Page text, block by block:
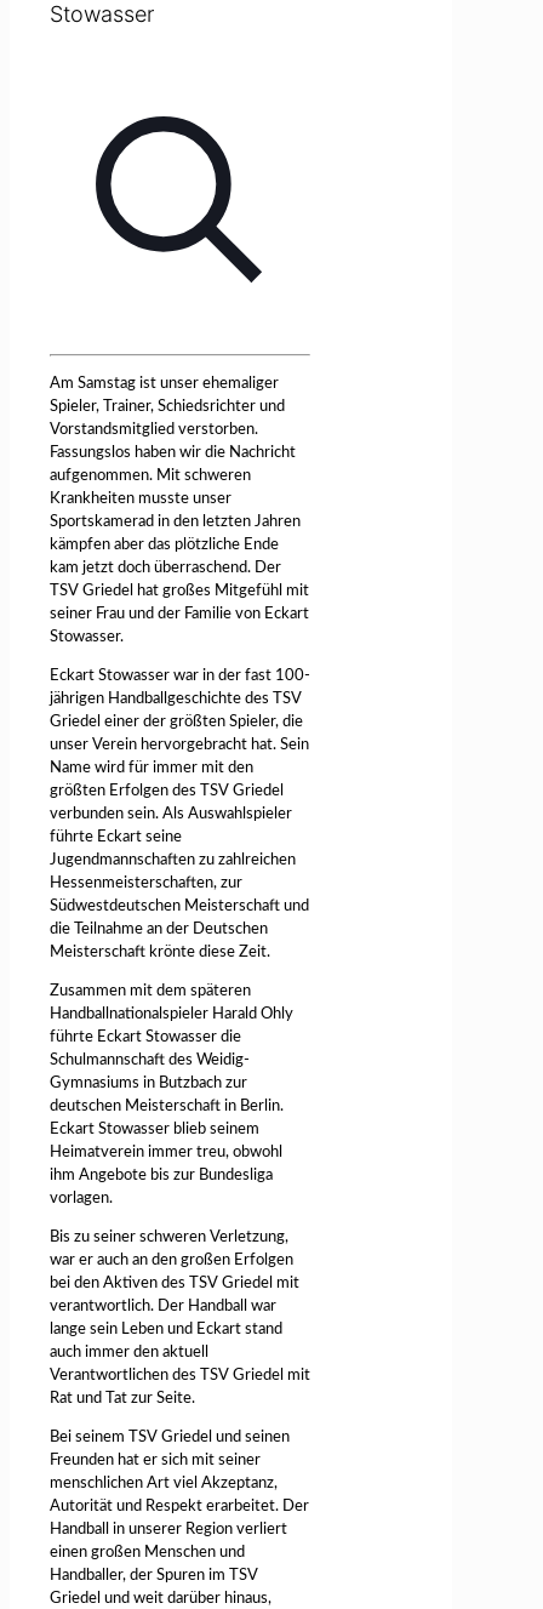
Stowasser
Am Samstag ist unser ehemaliger
Spieler, Trainer, Schiedsrichter und
Vorstandsmitglied verstorben.
Fassungslos haben wir die Nachricht
aufgenommen. Mit schweren
Krankheiten musste unser
Sportskamerad in den letzten Jahren
kämpfen aber das plötzliche Ende
kam jetzt doch überraschend. Der
TSV Griedel hat großes Mitgefühl mit
seiner Frau und der Familie von Eckart
Stowasser.
Eckart Stowasser war in der fast 100-
jährigen Handballgeschichte des TSV
Griedel einer der größten Spieler, die
unser Verein hervorgebracht hat. Sein
Name wird für immer mit den
größten Erfolgen des TSV Griedel
verbunden sein. Als Auswahlspieler
führte Eckart seine
Jugendmannschaften zu zahlreichen
Hessenmeisterschaften, zur
Südwestdeutschen Meisterschaft und
die Teilnahme an der Deutschen
Meisterschaft krönte diese Zeit.
Zusammen mit dem späteren
Handballnationalspieler Harald Ohly
führte Eckart Stowasser die
Schulmannschaft des Weidig-
Gymnasiums in Butzbach zur
deutschen Meisterschaft in Berlin.
Eckart Stowasser blieb seinem
Heimatverein immer treu, obwohl
ihm Angebote bis zur Bundesliga
vorlagen.
Bis zu seiner schweren Verletzung,
war er auch an den großen Erfolgen
bei den Aktiven des TSV Griedel mit
verantwortlich. Der Handball war
lange sein Leben und Eckart stand
auch immer den aktuell
Verantwortlichen des TSV Griedel mit
Rat und Tat zur Seite.
Bei seinem TSV Griedel und seinen
Freunden hat er sich mit seiner
menschlichen Art viel Akzeptanz,
Autorität und Respekt erarbeitet. Der
Handball in unserer Region verliert
einen großen Menschen und
Handballer, der Spuren im TSV
Griedel und weit darüber hinaus,